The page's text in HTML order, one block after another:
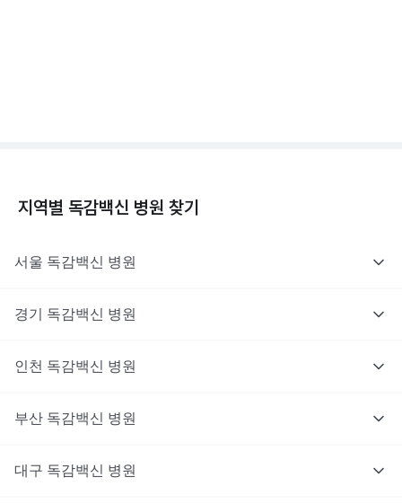
지역별 독감백신 병원 찾기
서울 독감백신 병원
경기 독감백신 병원
인천 독감백신 병원
부산 독감백신 병원
대구 독감백신 병원